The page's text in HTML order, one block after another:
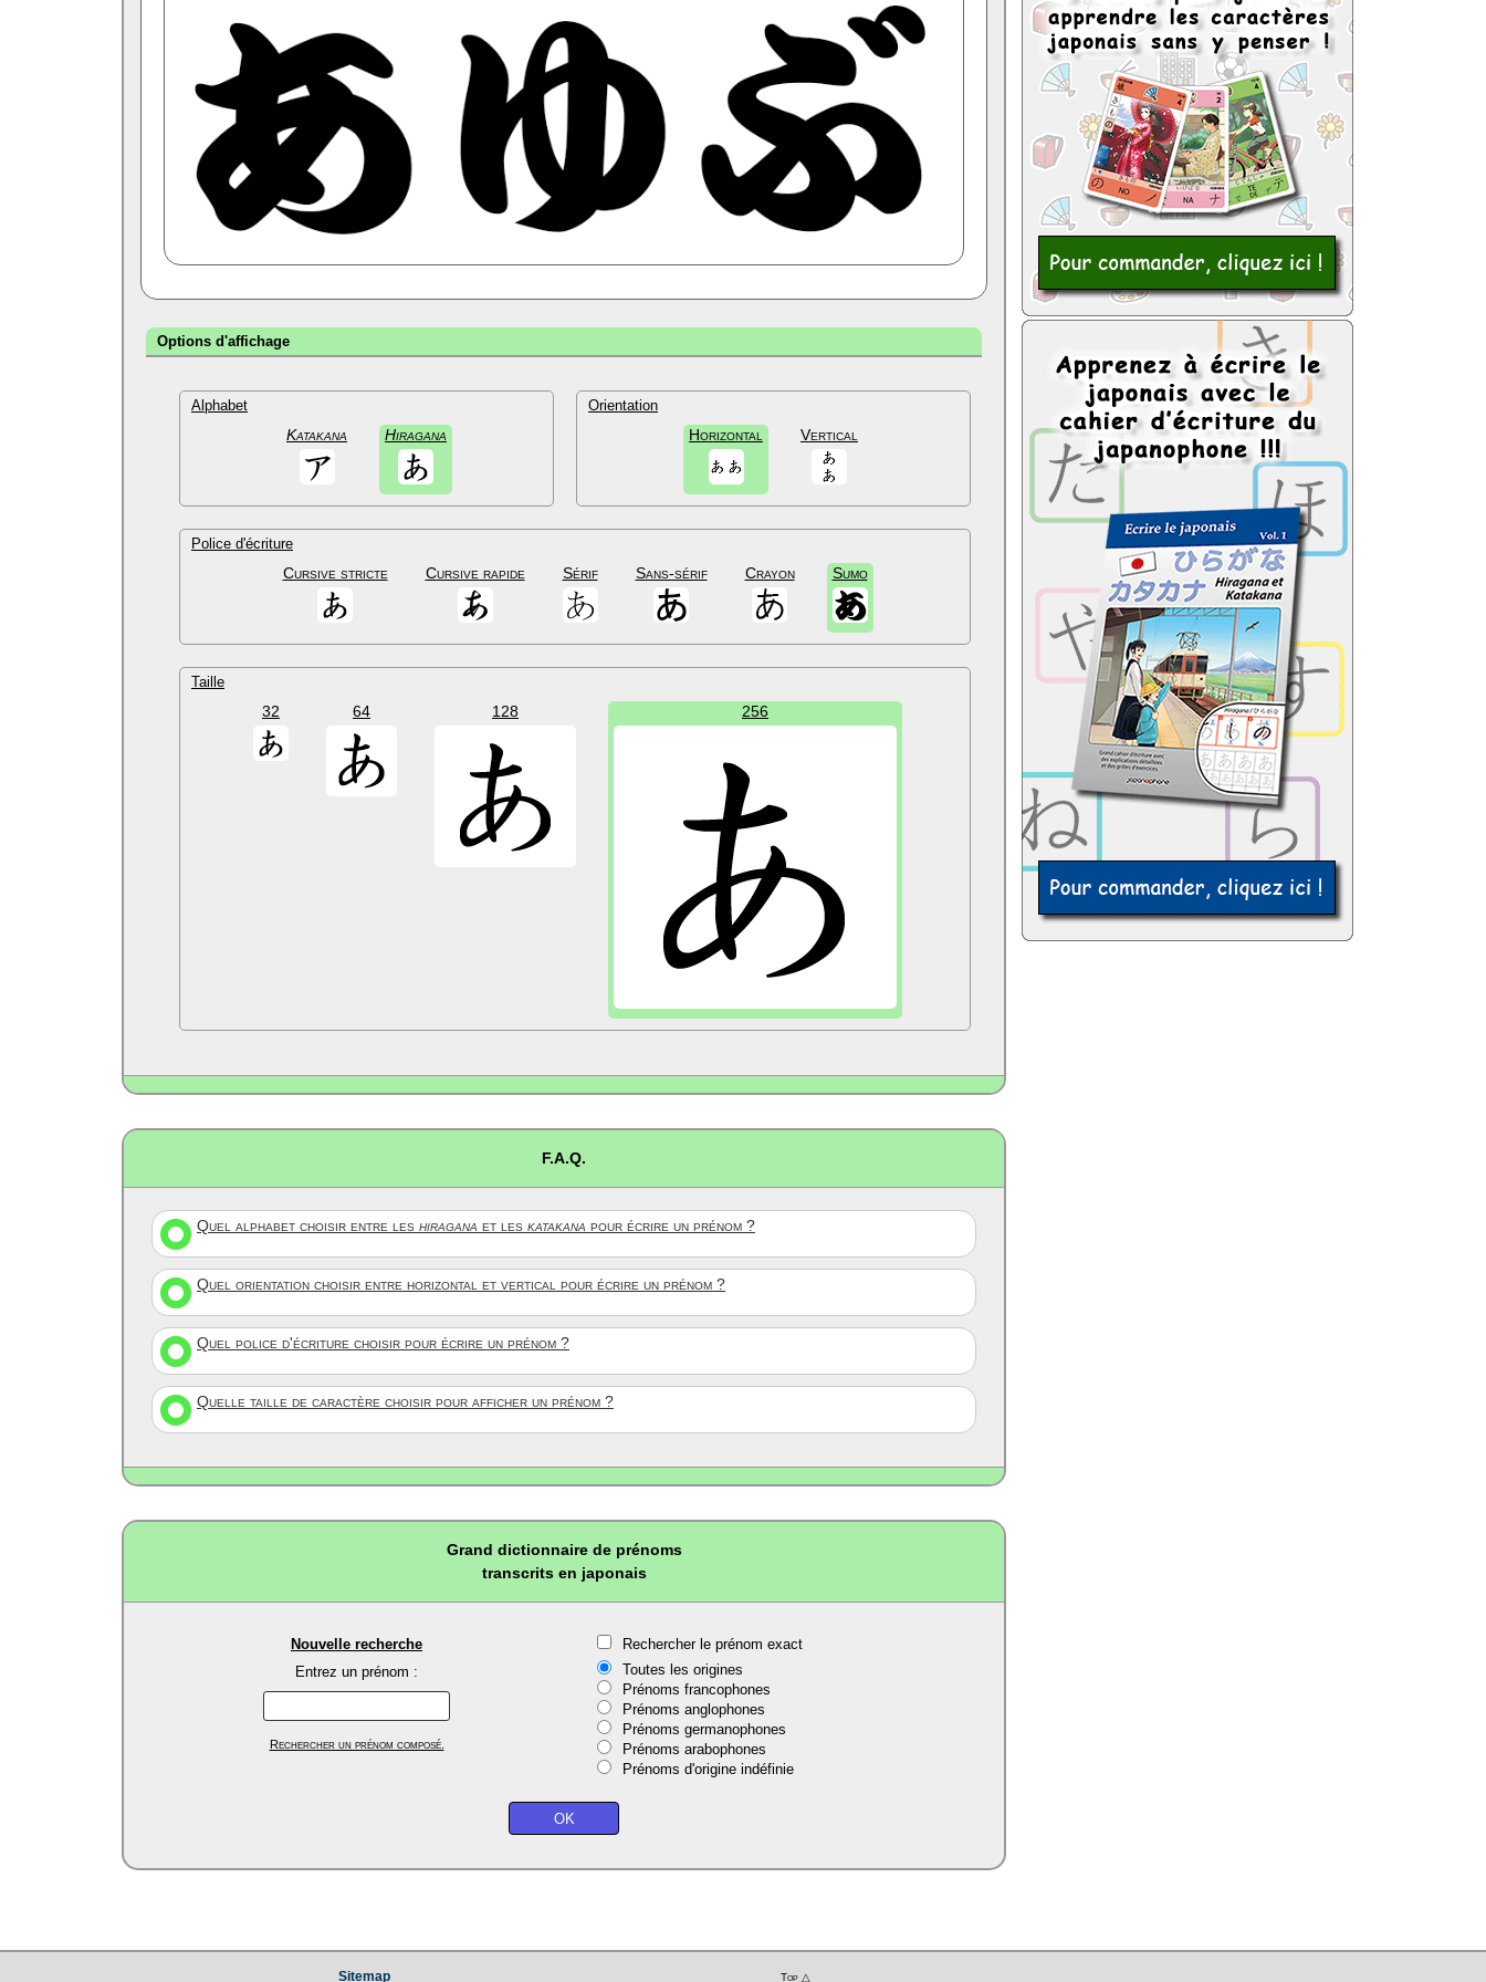
Options d'affichage
Alphabet
Katakana Hiragana
Orientation
Horizontal Vertical
Police d'écriture
Cursive stricte Cursive rapide Sérif Sans-sérif Crayon Sumo
Taille
32 64 128 256
F.A.Q.
Quel alphabet choisir entre les hiragana et les katakana pour écrire un prénom ?
Quel orientation choisir entre horizontal et vertical pour écrire un prénom ?
Quel police d'écriture choisir pour écrire un prénom ?
Quelle taille de caractère choisir pour afficher un prénom ?
Grand dictionnaire de prénoms
transcrits en japonais
Nouvelle recherche
Entrez un prénom :
Rechercher un prénom composé.
Rechercher le prénom exact
Toutes les origines
Prénoms francophones
Prénoms anglophones
Prénoms germanophones
Prénoms arabophones
Prénoms d'origine indéfinie
Sitemap Top △